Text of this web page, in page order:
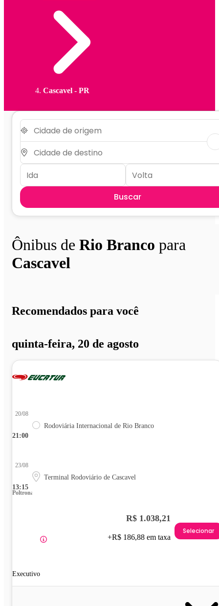
Cascavel - PR
Buscar
Ônibus de Rio Branco para
Cascavel
Recomendados para você
quinta-feira, 20 de agosto
21:00
20/08
Rodoviária Internacional de Rio Branco
13:15
23/08
Terminal Rodoviário de Cascavel
Poltrona
Executivo
R$ 1.038,21
+R$ 186,88 em taxa
Selecionar